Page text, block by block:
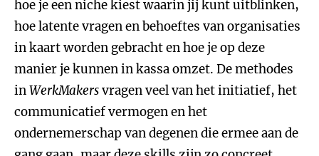
hoe je een niche kiest waarin jij kunt uitblinken,
hoe latente vragen en behoeftes van organisaties
in kaart worden gebracht en hoe je op deze
manier je kunnen in kassa omzet. De methodes
inWerkMakersvragen veel van het initiatief, het
communicatief vermogen en het
ondernemerschap van degenen die ermee aan de